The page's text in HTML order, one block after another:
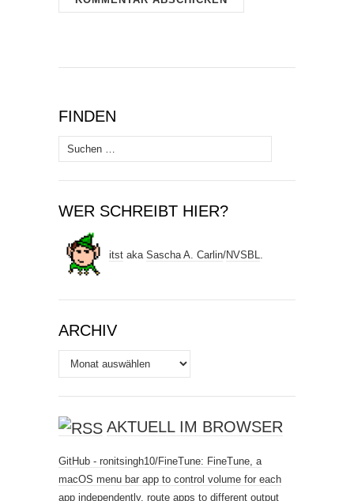
FINDEN
Suchen
nach:
WER SCHREIBT HIER?
itst aka Sascha A. Carlin/NVSBL.
ARCHIV
Archiv
AKTUELL IM BROWSER
GitHub - ronitsingh10/FineTune: FineTune, a
macOS menu bar app to control volume for each
app independently, route apps to different output